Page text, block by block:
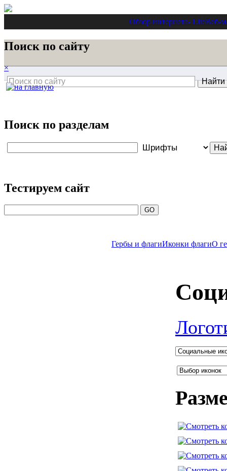
Обзор интернета- LiteВеб-
Поиск по сайту
×
Поиск по разделам
Тестируем сайт
Гербы и флагиИконки флагиO